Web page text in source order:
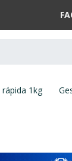
1kg